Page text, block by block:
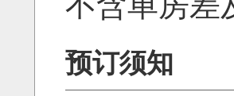
预订须知